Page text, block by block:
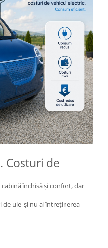
Costuri de
cabină închisă și confort, dar
de ulei și nu ai întreținerea